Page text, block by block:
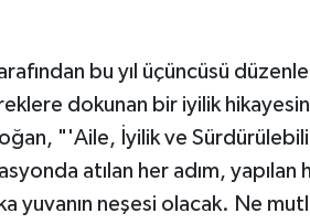
bu yıl üçüncüsü
dokunan bir iyilik
"'Aile, İyilik ve
atılan her adım, yapılan
yuvanın neşesi olacak. Ne